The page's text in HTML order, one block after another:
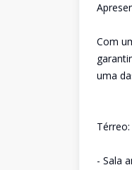
Com
uma
Térreo:
- Sala